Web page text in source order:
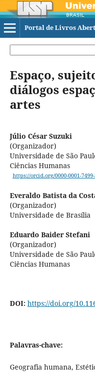
Portal de Livros
Espaço,
diálogos
artes
Júlio César Suzuki
(Organizador)
Universidade de São
Ciências Humanas
https://orcid.org/0000-0001-
Everaldo Batista da
(Organizador)
Universidade de Brasília
Eduardo Baider Stefani
(Organizador)
Universidade de São
Ciências Humanas
DOI: https://doi.org/
Palavras-chave:
Geografia humana,